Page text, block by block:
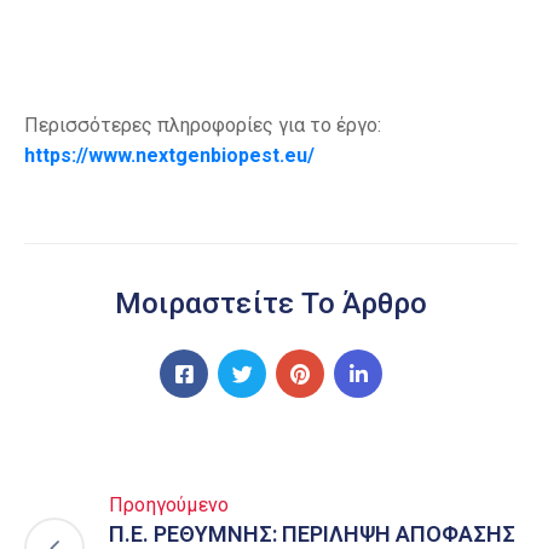
Περισσότερες πληροφορίες για το έργο:
https://www.nextgenbiopest.eu/
Μοιραστείτε Το Άρθρο
Προηγούμενο
Π.Ε. ΡΕΘΥΜΝΗΣ: ΠΕΡΙΛΗΨΗ ΑΠΟΦΑΣΗΣ